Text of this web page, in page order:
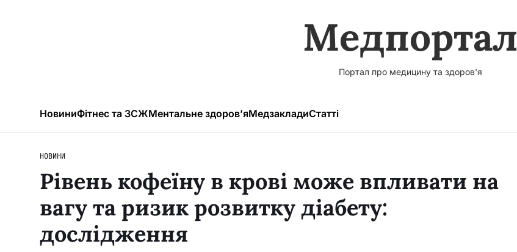
Медпортал
Портал про медицину та здоров'я
НовиниФітнес та ЗСЖМентальне здоров’яМедзакладиСтатті
НОВИНИ
Рівень кофеїну в крові може впливати на
вагу та ризик розвитку діабету:
дослідження